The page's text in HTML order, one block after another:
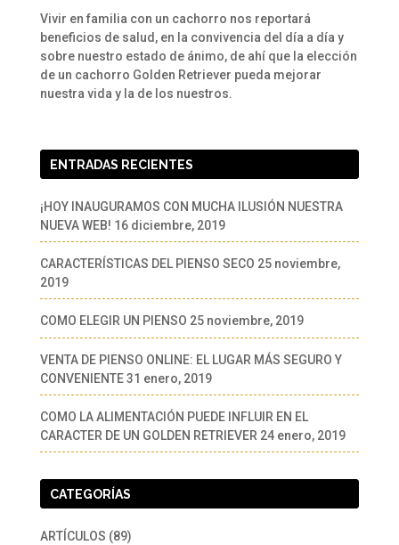
Vivir en familia con un cachorro nos reportará
beneficios de salud, en la convivencia del día a día y
sobre nuestro estado de ánimo, de ahí que la elección
de un cachorro Golden Retriever pueda mejorar
nuestra vida y la de los nuestros.
ENTRADAS RECIENTES
¡HOY INAUGURAMOS CON MUCHA ILUSIÓN NUESTRA
NUEVA WEB! 16 diciembre, 2019
CARACTERÍSTICAS DEL PIENSO SECO 25 noviembre,
2019
COMO ELEGIR UN PIENSO 25 noviembre, 2019
VENTA DE PIENSO ONLINE: EL LUGAR MÁS SEGURO Y
CONVENIENTE 31 enero, 2019
COMO LA ALIMENTACIÓN PUEDE INFLUIR EN EL
CARACTER DE UN GOLDEN RETRIEVER 24 enero, 2019
CATEGORÍAS
ARTÍCULOS (89)